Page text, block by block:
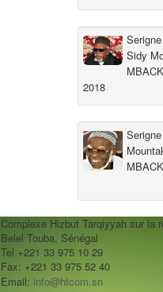
Sidy
2018
Serigne
Complexe Hizbut Tarqiyyah sur la
Belel Touba, Sénégal
Tel +221 33 975 10 29
Fax: +221 33 975 52 40
Email: info@htcom.sn